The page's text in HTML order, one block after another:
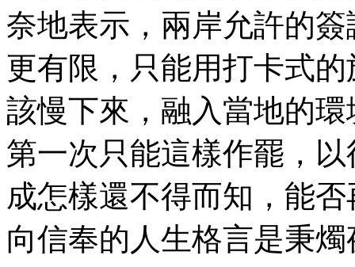
奈地表示，兩岸允許的
更有限，只能用打卡式
該慢下來，融入當地的
第一次只能這樣作罷，
成怎樣還不得而知，能
向信奉的人生格言是秉